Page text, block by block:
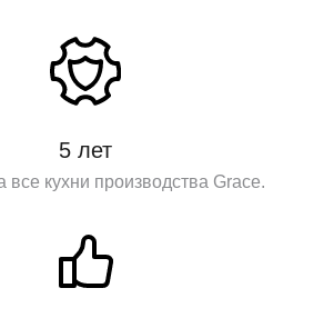
5 лет
все кухни производства Grace.